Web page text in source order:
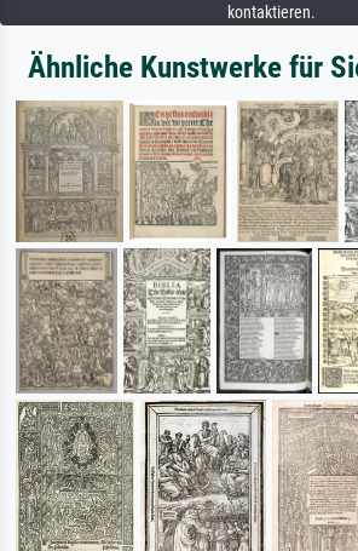
kontaktieren.
Ähnliche Kunstwerke für